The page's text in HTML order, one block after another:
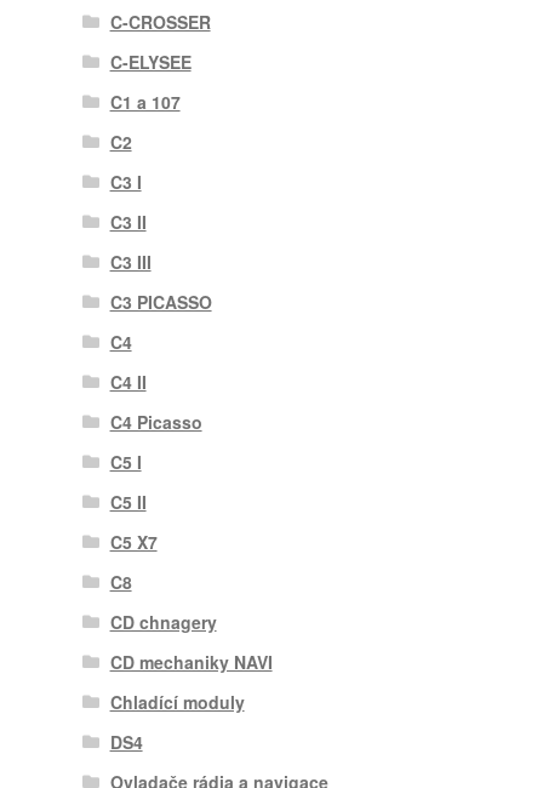
C-CROSSER
C-ELYSEE
C1 a 107
C2
C3 I
C3 II
C3 III
C3 PICASSO
C4
C4 II
C4 Picasso
C5 I
C5 II
C5 X7
C8
CD chnagery
CD mechaniky NAVI
Chladící moduly
DS4
Ovladače rádia a navigace